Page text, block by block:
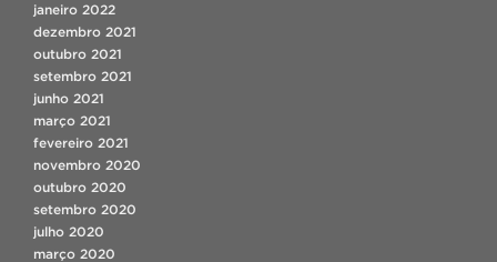
janeiro 2022
dezembro 2021
outubro 2021
setembro 2021
junho 2021
março 2021
fevereiro 2021
novembro 2020
outubro 2020
setembro 2020
julho 2020
março 2020